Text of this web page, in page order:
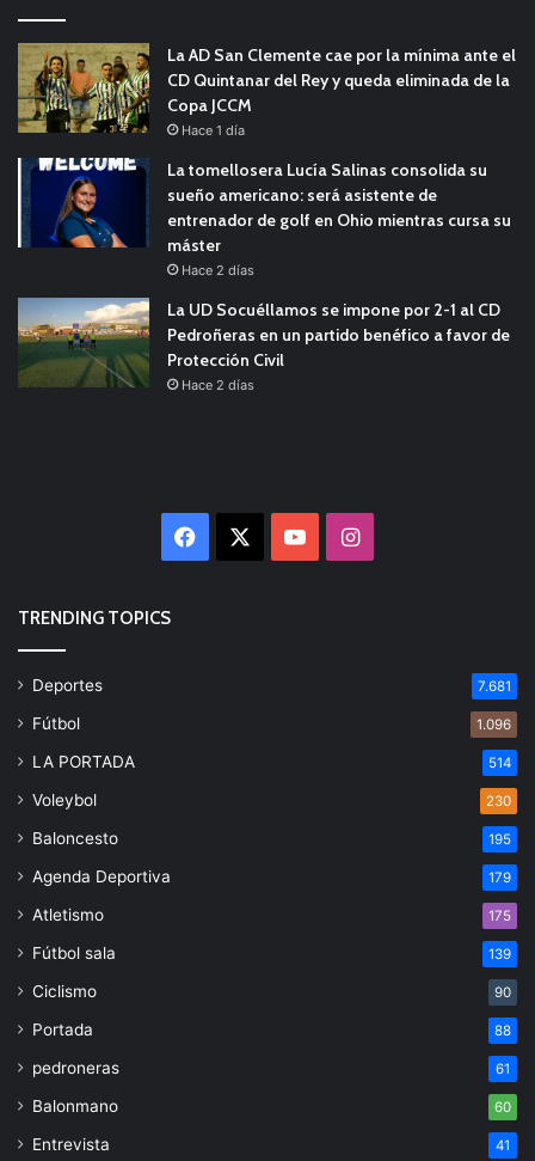
La AD San Clemente cae por la mínima ante el
CD Quintanar del Rey y queda eliminada de la
Copa JCCM
Hace 1 día
La tomellosera Lucía Salinas consolida su
sueño americano: será asistente de
entrenador de golf en Ohio mientras cursa su
máster
Hace 2 días
La UD Socuéllamos se impone por 2-1 al CD
Pedroñeras en un partido benéfico a favor de
Protección Civil
Hace 2 días
Facebook YouTubeInstagram
TRENDING TOPICS
Deportes 7.681
Fútbol 1.096
LA PORTADA 514
Voleybol 230
Baloncesto 195
Agenda Deportiva 179
Atletismo 175
Fútbol sala 139
Ciclismo 90
Portada 88
pedroneras 61
Balonmano 60
Entrevista 41